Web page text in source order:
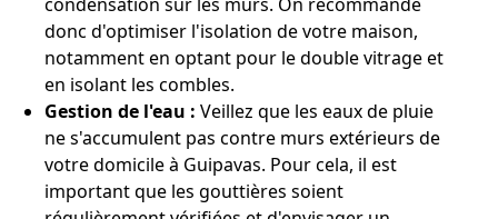
donc d'optimiser l'isolation de votre maison,
notamment en optant pour le double vitrage et
en isolant les combles.
Gestion de l'eau : Veillez que les eaux de pluie
ne s'accumulent pas contre murs extérieurs de
votre domicile à Guipavas. Pour cela, il est
important que les gouttières soient